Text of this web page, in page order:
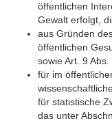
öffentlichen
Gewalt erfolgt,
aus Gründen
öffentlichen
sowie Art. 9 Abs.
für im
für statistische
das unter